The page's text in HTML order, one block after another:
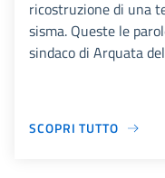
ricostruzione di una
sisma. Queste le
sindaco di Arquata
SCOPRI TUTTO